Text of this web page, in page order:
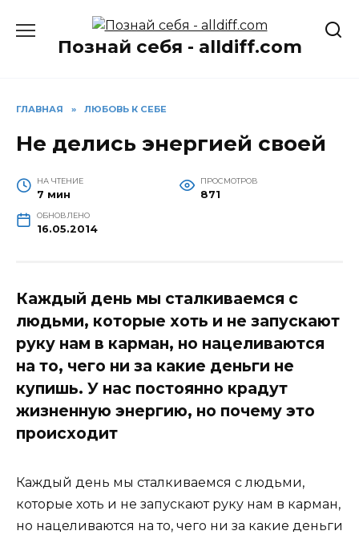
содержаниюПознай себя - alldiff.com
ГЛАВНАЯ » ЛЮБОВЬ К СЕБЕ
Не делись энергией своей
НА ЧТЕНИЕ
7 мин
ПРОСМОТРОВ
871
ОБНОВЛЕНО
16.05.2014
Каждый день мы сталкиваемся с
людьми, которые хоть и не запускают
руку нам в карман, но нацеливаются
на то, чего ни за какие деньги не
купишь. У нас постоянно крадут
жизненную энергию, но почему это
происходит
Каждый день мы сталкиваемся с людьми,
которые хоть и не запускают руку нам в карман,
но нацеливаются на то, чего ни за какие деньги